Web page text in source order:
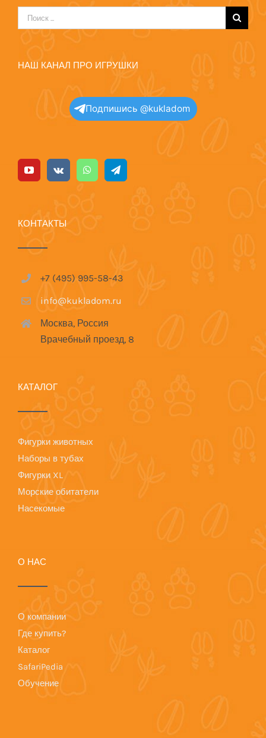
Результат
поиска:
НАШ КАНАЛ ПРО ИГРУШКИ
Подпишись @kukladom
КОНТАКТЫ
+7 (495) 995-58-43
info@kukladom.ru
Москва, Россия
Врачебный проезд, 8
КАТАЛОГ
Фигурки животных
Наборы в тубах
Фигурки XL
Морские обитатели
Насекомые
О НАС
О компании
Где купить?
Каталог
SafariPedia
Обучение